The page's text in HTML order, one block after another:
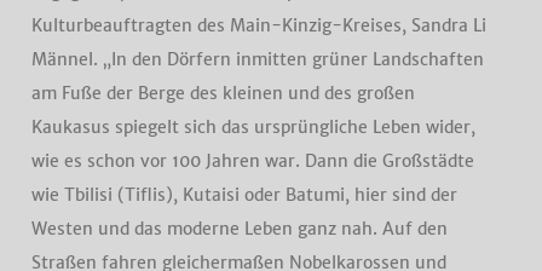
Kulturbeauftragten des Main-Kinzig-Kreises, Sandra Li
Männel. „In den Dörfern inmitten grüner Landschaften
am Fuße der Berge des kleinen und des großen
Kaukasus spiegelt sich das ursprüngliche Leben wider,
wie es schon vor 100 Jahren war. Dann die Großstädte
wie Tbilisi (Tiflis), Kutaisi oder Batumi, hier sind der
Westen und das moderne Leben ganz nah. Auf den
Straßen fahren gleichermaßen Nobelkarossen und